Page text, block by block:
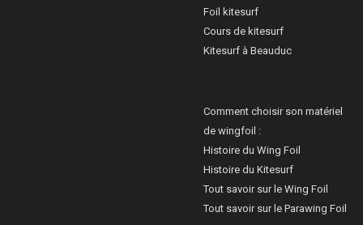
Foil kitesurf
Cours de kitesurf
Kitesurf à Beauduc
Comment choisir son matériel
de wingfoil :
Histoire du Wing Foil
Histoire du Kitesurf
Tout savoir sur le Wing Foil
Tout savoir sur le Parawing Foil